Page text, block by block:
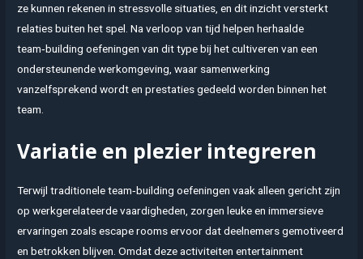
ze kunnen rekenen in stressvolle situaties, en dit inzicht versterkt
relaties buiten het spel. Na verloop van tijd helpen herhaalde
team‑building oefeningen van dit type bij het cultiveren van een
ondersteunende werkomgeving, waar samenwerking
vanzelfsprekend wordt en prestaties gedeeld worden binnen het
team.
Variatie en plezier integreren
Terwijl traditionele team‑building oefeningen vaak alleen gericht zijn
op werkgerelateerde vaardigheden, zorgen leuke en immersieve
ervaringen zoals escape rooms ervoor dat deelnemers gemotiveerd
en betrokken blijven. Omdat deze activiteiten entertainment